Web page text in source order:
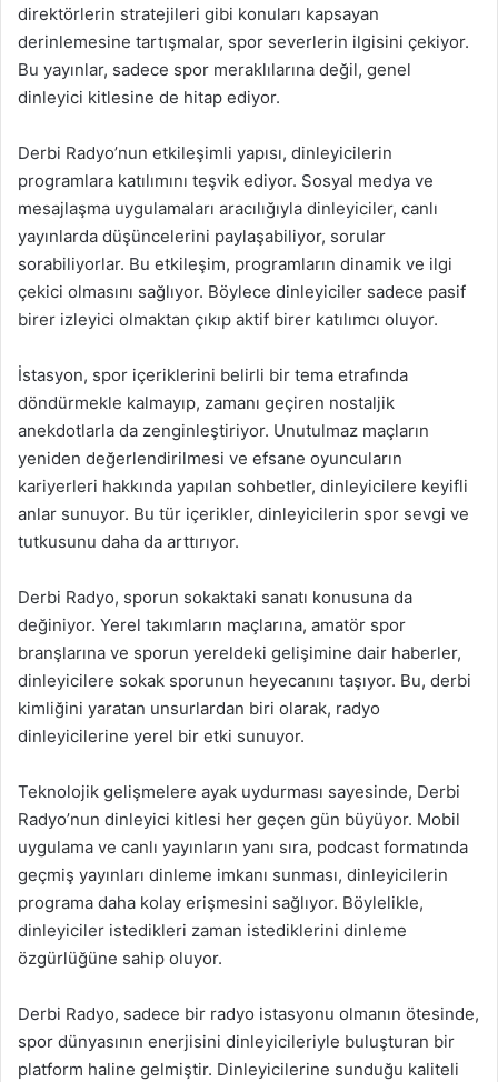
direktörlerin stratejileri gibi konuları kapsayan
derinlemesine tartışmalar, spor severlerin ilgisini çekiyor.
Bu yayınlar, sadece spor meraklılarına değil, genel
dinleyici kitlesine de hitap ediyor.
Derbi Radyo’nun etkileşimli yapısı, dinleyicilerin
programlara katılımını teşvik ediyor. Sosyal medya ve
mesajlaşma uygulamaları aracılığıyla dinleyiciler, canlı
yayınlarda düşüncelerini paylaşabiliyor, sorular
sorabiliyorlar. Bu etkileşim, programların dinamik ve ilgi
çekici olmasını sağlıyor. Böylece dinleyiciler sadece pasif
birer izleyici olmaktan çıkıp aktif birer katılımcı oluyor.
İstasyon, spor içeriklerini belirli bir tema etrafında
döndürmekle kalmayıp, zamanı geçiren nostaljik
anekdotlarla da zenginleştiriyor. Unutulmaz maçların
yeniden değerlendirilmesi ve efsane oyuncuların
kariyerleri hakkında yapılan sohbetler, dinleyicilere keyifli
anlar sunuyor. Bu tür içerikler, dinleyicilerin spor sevgi ve
tutkusunu daha da arttırıyor.
Derbi Radyo, sporun sokaktaki sanatı konusuna da
değiniyor. Yerel takımların maçlarına, amatör spor
branşlarına ve sporun yereldeki gelişimine dair haberler,
dinleyicilere sokak sporunun heyecanını taşıyor. Bu, derbi
kimliğini yaratan unsurlardan biri olarak, radyo
dinleyicilerine yerel bir etki sunuyor.
Teknolojik gelişmelere ayak uydurması sayesinde, Derbi
Radyo’nun dinleyici kitlesi her geçen gün büyüyor. Mobil
uygulama ve canlı yayınların yanı sıra, podcast formatında
geçmiş yayınları dinleme imkanı sunması, dinleyicilerin
programa daha kolay erişmesini sağlıyor. Böylelikle,
dinleyiciler istedikleri zaman istediklerini dinleme
özgürlüğüne sahip oluyor.
Derbi Radyo, sadece bir radyo istasyonu olmanın ötesinde,
spor dünyasının enerjisini dinleyicileriyle buluşturan bir
platform haline gelmiştir. Dinleyicilerine sunduğu kaliteli